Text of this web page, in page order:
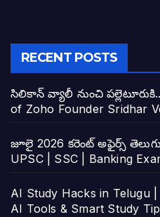
RECENT POSTS
సిలికాన్ వ్యాలీ నుంచి
of Zoho Founder Sridhar
జూలై 2026 కరెంట్ అఫైర్స్
UPSC | SSC | Banking
AI Study Hacks in Telugu
AI Tools & Smart Study